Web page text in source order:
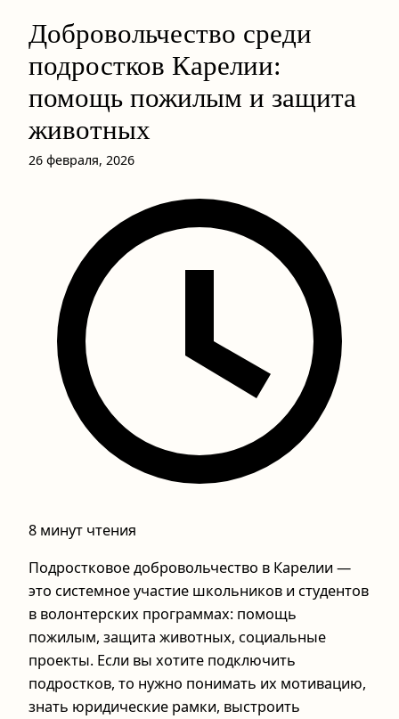
Добровольчество среди
подростков Карелии:
помощь пожилым и защита
животных
26 февраля, 2026
8 минут чтения
Подростковое добровольчество в Карелии —
это системное участие школьников и студентов
в волонтерских программах: помощь
пожилым, защита животных, социальные
проекты. Если вы хотите подключить
подростков, то нужно понимать их мотивацию,
знать юридические рамки, выстроить